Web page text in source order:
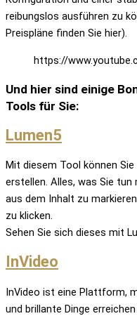
reibungslos ausführen zu
Preispläne finden Sie hier).
https://
Und hier sind einige
Tools für Sie:
Lumen5
Mit diesem Tool können
erstellen. Alles, was Sie
aus dem Inhalt zu
zu klicken.
Sehen Sie sich dieses mit
InVideo
InVideo ist eine Plattform,
und brillante Dinge